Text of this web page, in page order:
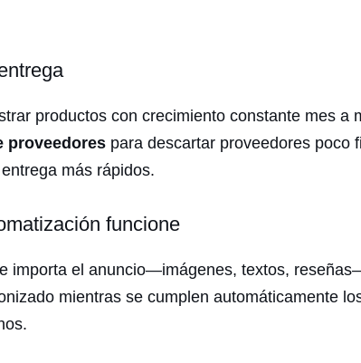
productos con crecimiento constante mes a
proveedores para descartar proveedores poco
más rápidos.
funcione
importa el anuncio—imágenes, textos,
mientras se cumplen automáticamente